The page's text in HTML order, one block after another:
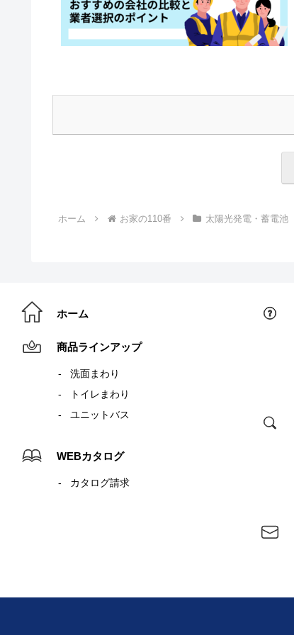
ホーム お家の110番 太陽光発電・蓄電池
ホーム
商品ラインアップ
洗面まわり
トイレまわり
ユニットバス
WEBカタログ
カタログ請求